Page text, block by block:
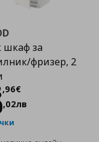
шкаф за
фризер, 2
,96€
,02лв